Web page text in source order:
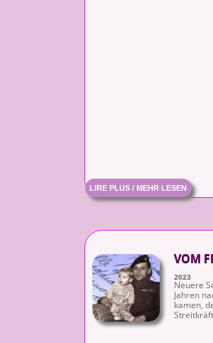
LIRE PLUS / MEHR LESEN
VOM
2023
Neuere
Jahren
kamen,